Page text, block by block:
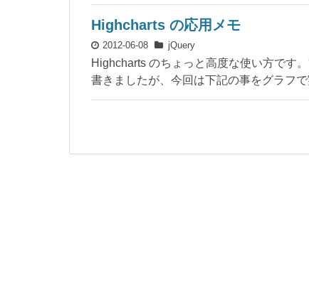
Highcharts の応用メモ
2012-06-08 jQuery
Highcharts のちょっと高度な使い方です
書きましたが、今回は下記の事をグラフ